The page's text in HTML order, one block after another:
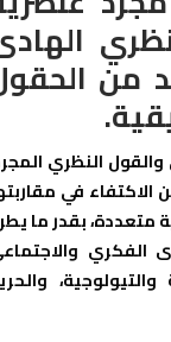
من
النظري
في
متعددة، بقدر ما
الفكري